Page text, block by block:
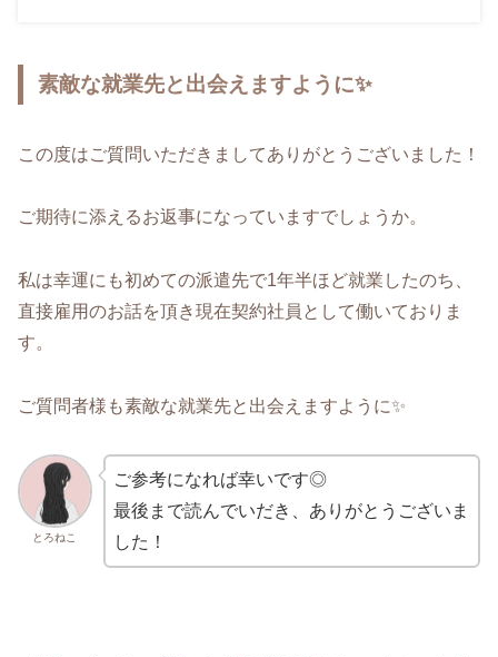
素敵な就業先と出会えますように✨
この度はご質問いただきましてありがとうございました！
ご期待に添えるお返事になっていますでしょうか。
私は幸運にも初めての派遣先で1年半ほど就業したのち、
直接雇用のお話を頂き現在契約社員として働いておりま
す。
ご質問者様も素敵な就業先と出会えますように✨
とろねこ
ご参考になれば幸いです◎
最後まで読んでいだき、ありがとうございま
した！